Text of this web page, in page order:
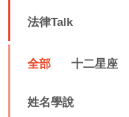
法律Talk
全部 十二星座
姓名學說